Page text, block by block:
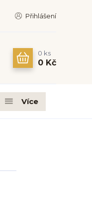
Přihlášení
0 ks
0 Kč
Více